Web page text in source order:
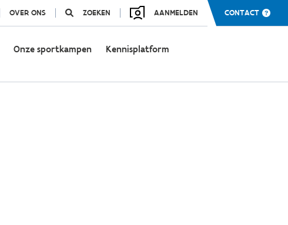
OVER ONS ZOEKEN AANMELDEN CONTACT
Onze sportkampen Kennisplatform